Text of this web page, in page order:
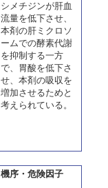
シメチジンが肝血
流量を低下させ、
本剤の肝ミクロソ
ームでの酵素代謝
を抑制する一方
で、胃酸を低下さ
せ、本剤の吸収を
増加させるためと
考えられている。
機序・危険因子